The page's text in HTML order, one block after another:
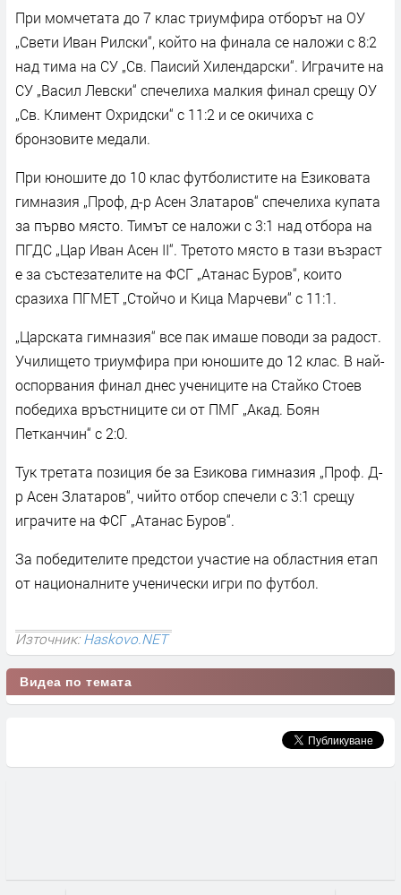
При момчетата до 7 клас триумфира отборът на ОУ
„Свети Иван Рилски“, който на финала се наложи с 8:2
над тима на СУ „Св. Паисий Хилендарски“. Играчите на
СУ „Васил Левски“ спечелиха малкия финал срещу ОУ
„Св. Климент Охридски“ с 11:2 и се окичиха с
бронзовите медали.
При юношите до 10 клас футболистите на Езиковата
гимназия „Проф, д-р Асен Златаров“ спечелиха купата
за първо място. Тимът се наложи с 3:1 над отбора на
ПГДС „Цар Иван Асен II“. Третото място в тази възраст
е за състезателите на ФСГ „Атанас Буров“, които
сразиха ПГМЕТ „Стойчо и Кица Марчеви“ с 11:1.
„Царската гимназия“ все пак имаше поводи за радост.
Училището триумфира при юношите до 12 клас. В най-
оспорвания финал днес учениците на Стайко Стоев
победиха връстниците си от ПМГ „Акад. Боян
Петканчин“ с 2:0.
Тук третата позиция бе за Езикова гимназия „Проф. Д-
р Асен Златаров“, чийто отбор спечели с 3:1 срещу
играчите на ФСГ „Атанас Буров“.
За победителите предстои участие на областния етап
от националните ученически игри по футбол.
Източник:Haskovo.NET
Видеа по темата